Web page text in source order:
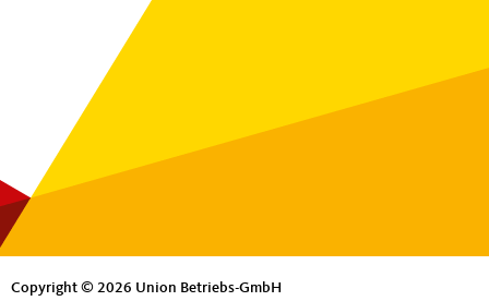
Copyright © 2026 Union Betriebs-GmbH